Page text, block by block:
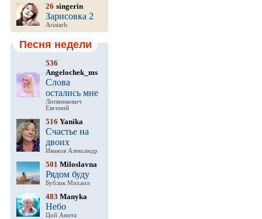
26 singerin
Зарисовка 2
Aristarh
Песня недели
536
Angelochek_ms
Слова
остались мне
Литвинкович
Евгений
516 Yanika
Счастье на
двоих
Иванов Александр
501 Miloslavna
Рядом буду
Бублик Михаил
483 Manyka
Небо
Цой Анита